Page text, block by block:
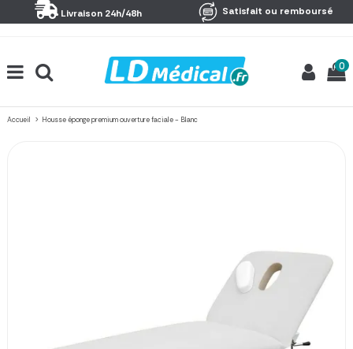
Livraison 24h/48h Satisfait ou remboursé
0
Accueil Housse éponge premium ouverture faciale - Blanc
Panneau de gestion des cookies